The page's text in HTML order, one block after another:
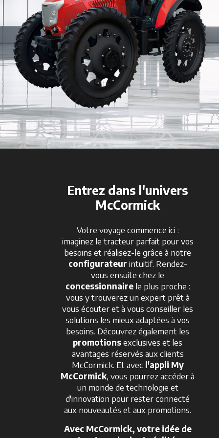
Entrez dans l'univers
McCormick
Votre voyage commence ici :
imaginez le tracteur parfait pour vos
besoins et réalisez-le grâce à notre
configurateur intuitif. Rendez-
vous ensuite chez le
concessionnairele plus proche :
vous y trouverez un expert prêt à
vous écouter et à vous conseiller les
solutions les mieux adaptées à vos
besoins. Découvrez également les
promotionsexclusives et les
avantages réservés aux clients
McCormick. Et avec l'appli My
McCormick, vous pourrez accéder à
un monde de technologie et
d'innovation pour rester connecté
aux nouveautés et aux promotions.
Avec McCormick, votre idée de